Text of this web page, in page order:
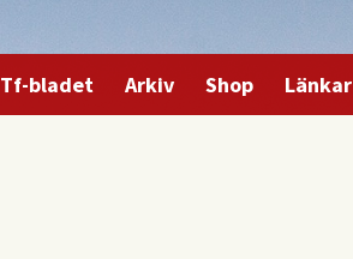
Tf-bladet Arkiv Shop Länkar